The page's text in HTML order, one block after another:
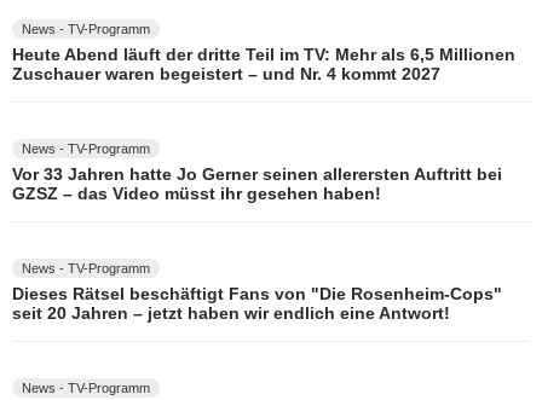
News - TV-Programm
Heute Abend läuft der dritte Teil im TV: Mehr als 6,5 Millionen
Zuschauer waren begeistert – und Nr. 4 kommt 2027
News - TV-Programm
Vor 33 Jahren hatte Jo Gerner seinen allerersten Auftritt bei
GZSZ – das Video müsst ihr gesehen haben!
News - TV-Programm
Dieses Rätsel beschäftigt Fans von "Die Rosenheim-Cops"
seit 20 Jahren – jetzt haben wir endlich eine Antwort!
News - TV-Programm